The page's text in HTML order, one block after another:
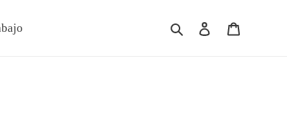
Buscar Ingresar